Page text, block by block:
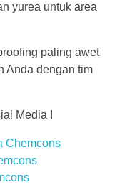
yurea untuk area
paling awet
Anda dengan tim
Media !
Chemcons